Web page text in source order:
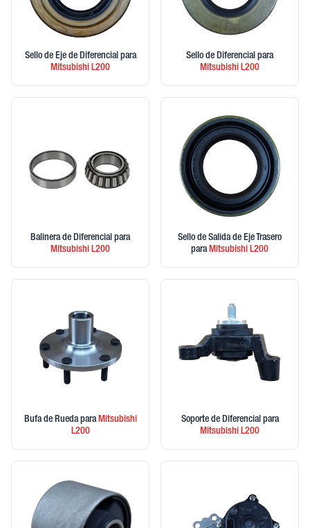
Sello de Eje de Diferencial para
Mitsubishi L200
Sello de Diferencial para
Mitsubishi L200
Balinera de Diferencial para
Mitsubishi L200
Sello de Salida de Eje Trasero
paraMitsubishi L200
Bufa de Rueda paraMitsubishi
L200
Soporte de Diferencial para
Mitsubishi L200